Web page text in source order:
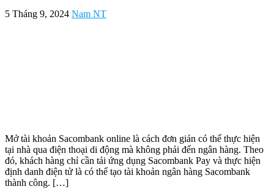
5 Tháng 9, 2024 Nam NT
Mở tài khoản Sacombank online là cách đơn giản có thể thực hiện
tại nhà qua điện thoại di động mà không phải đến ngân hàng. Theo
đó, khách hàng chỉ cần tải ứng dụng Sacombank Pay và thực hiện
định danh điện tử là có thể tạo tài khoản ngân hàng Sacombank
thành công. […]